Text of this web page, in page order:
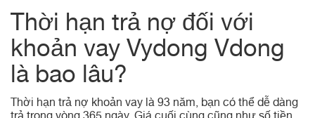
Thời hạn trả nợ đối với
khoản vay Vydong Vdong
là bao lâu?
Thời hạn trả nợ khoản vay là 93 năm, bạn có thể dễ dàng